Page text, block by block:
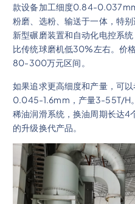
款设备加工细度0.84-
粉磨、选粉、输送于一体，特
新型碾磨装置和自动化电控系
比传统球磨机低30%左右。价
80-300万元区间。
如果追求更高细度和产量，可
0.045-1.6mm，产量3-55T/H
稀油润滑系统，换油周期长达4
的升级换代产品。